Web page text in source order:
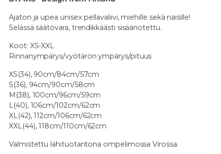
Ajaton ja upea unisex pellavaliivi, miehille sekä naisille!
Selässä säätövara, trendikkäästi sisäänotettu.
Koot: XS-XXL
Rinnanympärys/vyötärön ympärys/pituus
XS(34), 90cm/84cm/57cm
S(36), 94cm/90cm/58cm
M(38), 100cm/96cm/59cm
L(40), 106cm/102cm/62cm
XL(42), 112cm/106cm/62cm
XXL(44), 118cm/110cm/62cm
Valmistettu lähituotantona ompelimossa Virossa.